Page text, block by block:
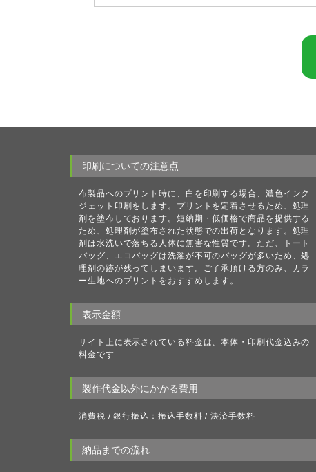
印刷についての注意点
布製品へのプリント時に、白を印刷する場合、濃色インク
ジェット印刷をします。プリントを定着させるため、処理
剤を塗布しております。短納期・低価格で商品を提供する
ため、処理剤が塗布された状態での出荷となります。処理
剤は水洗いで落ちる人体に無害な性質です。ただ、トート
バッグ、エコバッグは洗濯が不可のバッグが多いため、処
理剤の跡が残ってしまいます。ご了承頂ける方のみ、カラ
ー生地へのプリントをおすすめします。
表示金額
サイト上に表示されている料金は、本体・印刷代金込みの
料金です
製作代金以外にかかる費用
消費税 / 銀行振込：振込手数料 / 決済手数料
納品までの流れ